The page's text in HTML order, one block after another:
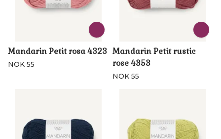
Mandarin Petit rosa 4323
NOK 55
Mandarin Petit rustic
rose 4353
NOK 55